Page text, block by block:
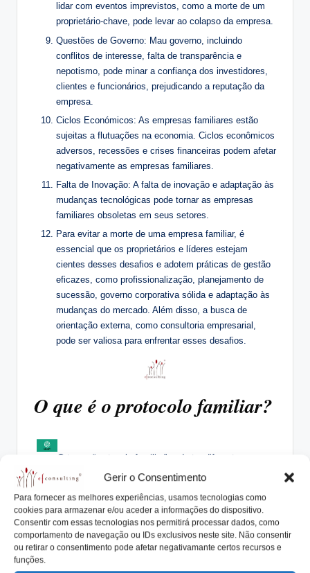
Gerir o Consentimento
Para fornecer as melhores experiências, usamos tecnologias como
cookies para armazenar e/ou aceder a informações do dispositivo.
Consentir com essas tecnologias nos permitirá processar dados, como
comportamento de navegação ou IDs exclusivos neste site. Não consentir
ou retirar o consentimento pode afetar negativamante certos recursos e
funções.
lidar com eventos imprevistos, como a morte de um
proprietário-chave, pode levar ao colapso da empresa.
Questões de Governo: Mau governo, incluindo
conflitos de interesse, falta de transparência e
nepotismo, pode minar a confiança dos investidores,
clientes e funcionários, prejudicando a reputação da
empresa.
Ciclos Económicos: As empresas familiares estão
sujeitas a flutuações na economia. Ciclos econômicos
adversos, recessões e crises financeiras podem afetar
negativamente as empresas familiares.
Falta de Inovação: A falta de inovação e adaptação às
mudanças tecnológicas pode tornar as empresas
familiares obsoletas em seus setores.
Para evitar a morte de uma empresa familiar, é
essencial que os proprietários e líderes estejam
cientes desses desafios e adotem práticas de gestão
eficazes, como profissionalização, planejamento de
sucessão, governo corporativa sólida e adaptação às
mudanças do mercado. Além disso, a busca de
orientação externa, como consultoria empresarial,
pode ser valiosa para enfrentar esses desafios.
O que é o protocolo familiar?
O termo “protocolo familiar” pode ter diferentes
significados dependendo do contexto em que é utilizado.
estabelecidas dentro de uma família para regular as
interações e comportamentos dos seus membros. Esses
protocolos podem abranger uma variedade de áreas, como
comunicação, resolução de conflitos, divisão de
responsabilidades e gestão financeira.